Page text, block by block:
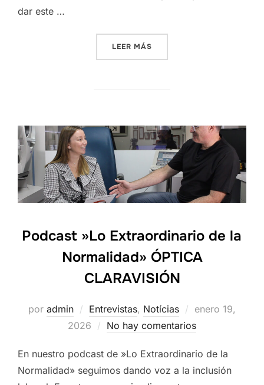
dar este …
LEER MÁS
Podcast »Lo Extraordinario de la
Normalidad» ÓPTICA
CLARAVISIÓN
por admin Entrevistas, Notícias
Publicado
el
enero 19,
2026
No hay comentarios
En nuestro podcast de »Lo Extraordinario de la
Normalidad» seguimos dando voz a la inclusión